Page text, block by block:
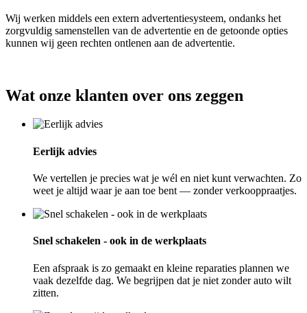
Wij werken middels een extern advertentiesysteem, ondanks het
zorgvuldig samenstellen van de advertentie en de getoonde opties
kunnen wij geen rechten ontlenen aan de advertentie.
Wat onze klanten over ons zeggen
Eerlijk advies
We vertellen je precies wat je wél en niet kunt verwachten. Zo
weet je altijd waar je aan toe bent — zonder verkooppraatjes.
Snel schakelen - ook in de werkplaats
Een afspraak is zo gemaakt en kleine reparaties plannen we
vaak dezelfde dag. We begrijpen dat je niet zonder auto wilt
zitten.